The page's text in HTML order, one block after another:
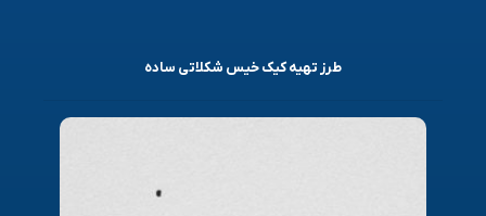
طرز تهیه کیک خیس شکلاتی ساده